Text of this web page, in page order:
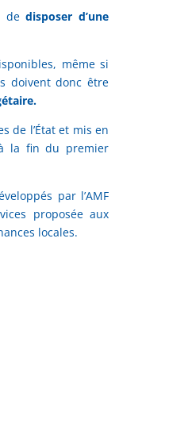
dedisposer d’une
même si
doivent donc être
de l’État et mis en
la fin du premier
par l’AMF
proposée aux
locales.